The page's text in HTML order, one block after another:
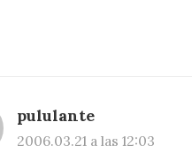
pululante
2006.03.21 a las 12:03